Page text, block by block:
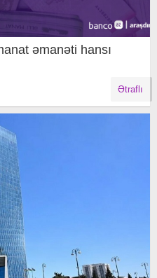
əmanəti hansı
Ətraflı